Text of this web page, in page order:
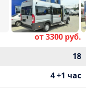
от 3300 руб.
18
4 +1 час